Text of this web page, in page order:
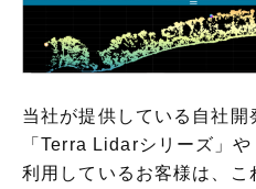
当社が提供している自社
「Terra Lidarシリーズ」
利用しているお客様は、